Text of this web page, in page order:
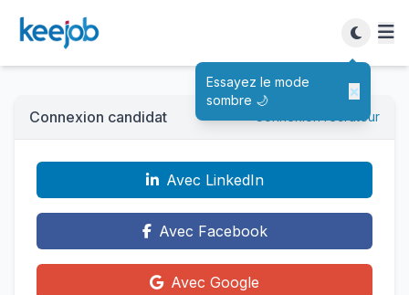
Essayez le mode
sombre 🌙
×
Connexion candidat Connexion recruteur
Avec LinkedIn
Avec Facebook
Avec Google